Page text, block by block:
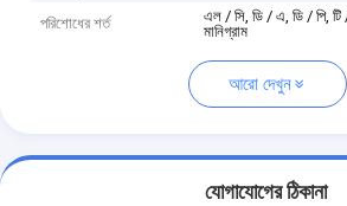
পরিশোধের শর্ত
এল / সি, ডি / এ, ডি / পি, টি /
মানিগ্রাম
আরো দেখুন
যোগাযোগের ঠিকানা